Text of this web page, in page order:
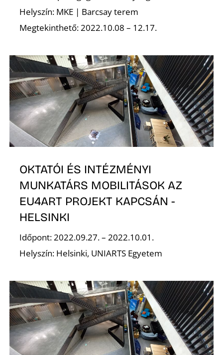
Helyszín: MKE | Barcsay terem
Megtekinthető: 2022.10.08 – 12.17.
OKTATÓI ÉS INTÉZMÉNYI
MUNKATÁRS MOBILITÁSOK AZ
EU4ART PROJEKT KAPCSÁN -
HELSINKI
Időpont: 2022.09.27. – 2022.10.01.
Helyszín: Helsinki, UNIARTS Egyetem